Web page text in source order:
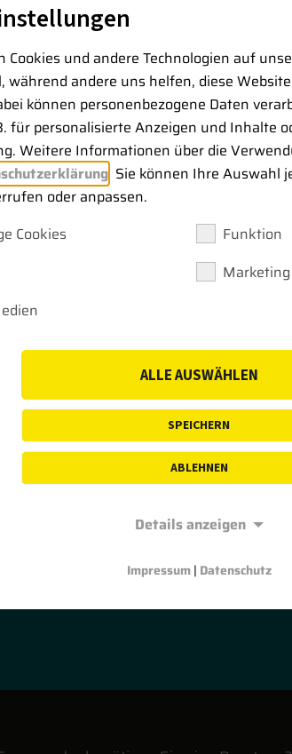
sich
die weiterbringt
oder bewerben Sie sich initiativ.
Unternehmen sind wir immer auf
Cookies und andere Technologien auf
während andere uns helfen, diese
können personenbezogene Daten
für personalisierte Anzeigen und Inhalte
Weitere Informationen über die
. Sie können Ihre
oder anpassen.
Cookies
Funktion
Marketing
ALLE AUSWÄHLEN
SPEICHERN
ABLEHNEN
Details anzeigen
Impressum| Datenschutz